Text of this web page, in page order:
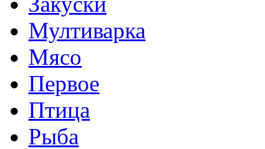
Мултиварка
Мясо
Первое
Птица
Рыба